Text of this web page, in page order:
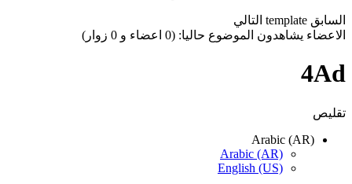
السابق template التالي
الاعضاء يشاهدون الموضوع حاليا: (0 اعضاء و 0 زوار)
4Ad
تقليص
Arabic (AR)
Arabic (AR)
English (US)